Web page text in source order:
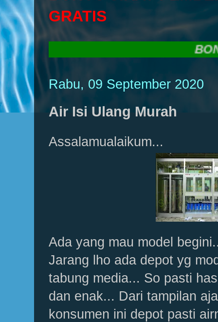
GRATIS
BONUS
Rabu, 09 September 2020
Air Isi Ulang Murah
Assalamualaikum...
Ada yang mau model
Jarang lho ada depot yg
tabung media... So pasti
dan enak... Dari tampilan
konsumen ini depot pasti